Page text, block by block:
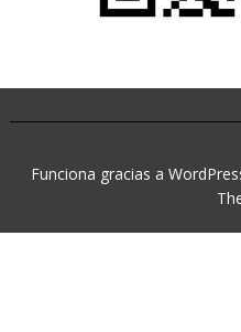
Funciona gracias a